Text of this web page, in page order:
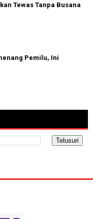
Tewas Tanpa Busana
Pemilu, Ini